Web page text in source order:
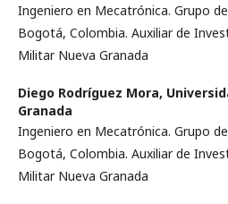
Ingeniero en Mecatrónica. Grupo
Bogotá, Colombia. Auxiliar de
Militar Nueva Granada
Diego Rodríguez Mora,
Granada
Ingeniero en Mecatrónica. Grupo
Bogotá, Colombia. Auxiliar de
Militar Nueva Granada